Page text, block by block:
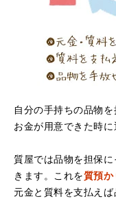
たです。
（大阪府堺市）電話
してもとても優しく
でお世話になろうと
た。
自分の手持ちの品物を
お金が用意できた時に
質屋では品物を担保
きます。これを質預か
元金と質料を支払え